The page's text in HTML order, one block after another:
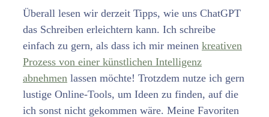
Überall lesen wir derzeit Tipps, wie uns ChatGPT
das Schreiben erleichtern kann. Ich schreibe
einfach zu gern, als dass ich mir meinen kreativen
Prozess von einer künstlichen Intelligenz
abnehmen lassen möchte! Trotzdem nutze ich gern
lustige Online-Tools, um Ideen zu finden, auf die
ich sonst nicht gekommen wäre. Meine Favoriten